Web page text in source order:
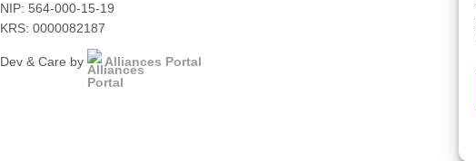
NIP: 564-000-15-19
KRS: 0000082187
Dev & Care by Alliances Portal